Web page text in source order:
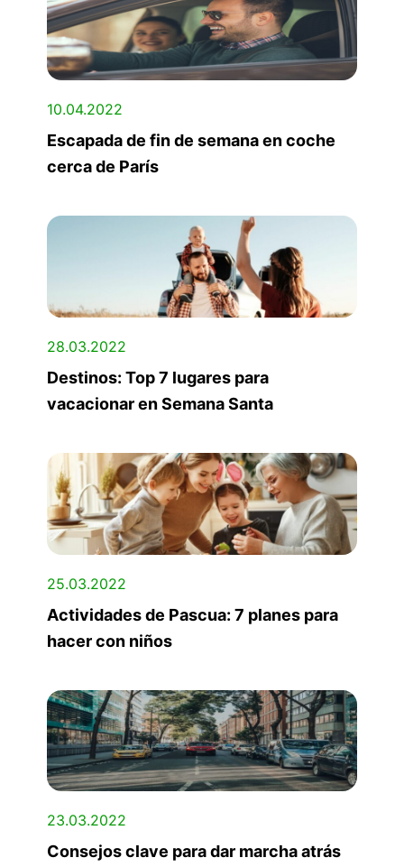
10.04.2022
Escapada de fin de semana en coche
cerca de París
28.03.2022
Destinos: Top 7 lugares para
vacacionar en Semana Santa
25.03.2022
Actividades de Pascua: 7 planes para
hacer con niños
23.03.2022
Consejos clave para dar marcha atrás